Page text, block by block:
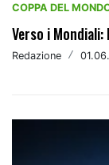
COPPA DEL
Verso i
Redazione /